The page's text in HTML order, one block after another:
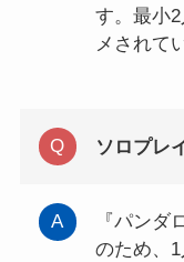
す。最小
メされて
ソロプレ
『パンダ
のため、